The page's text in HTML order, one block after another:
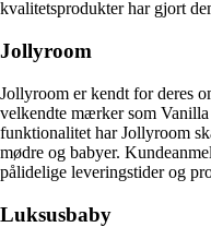
kvalitetsprodukter har gjort
Jollyroom
Jollyroom er kendt for deres
velkendte mærker som
funktionalitet har Jollyroom
mødre og babyer.
pålidelige leveringstider og
Luksusbaby